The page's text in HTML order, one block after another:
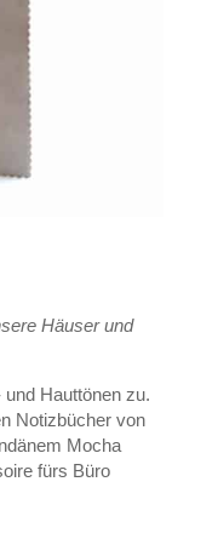
Häuser und
Hauttönen zu.
Notizbücher von
Mocha
fürs Büro